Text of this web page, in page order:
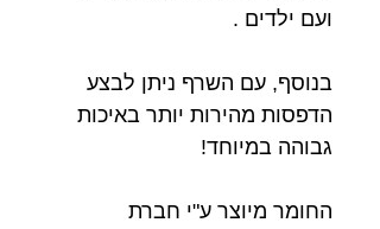
ועם ילדים .
בנוסף, עם השרף ניתן לבצע
הדפסות מהירות יותר באיכות
גבוהה במיוחד!
החומר מיוצר ע"י חברת